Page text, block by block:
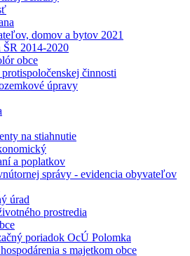
domov a bytov 2021
ŠR 2014-2020
obce
činnosti
úpravy
na stiahnutie
a poplatkov
správy - evidencia obyvateľov
úrad
prostredia
poriadok OcÚ Polomka
s majetkom obce